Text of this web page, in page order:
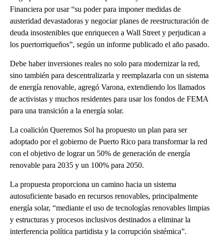
Financiera por usar “su poder para imponer medidas de
austeridad devastadoras y negociar planes de reestructuración de
deuda insostenibles que enriquecen a Wall Street y perjudican a
los puertorriqueños”, según un informe publicado el año pasado.
Debe haber inversiones reales no solo para modernizar la red,
sino también para descentralizarla y reemplazarla con un sistema
de energía renovable, agregó Varona, extendiendo los llamados
de activistas y muchos residentes para usar los fondos de FEMA
para una transición a la energía solar.
La coalición Queremos Sol ha propuesto un plan para ser
adoptado por el gobierno de Puerto Rico para transformar la red
con el objetivo de lograr un 50% de generación de energía
renovable para 2035 y un 100% para 2050.
La propuesta proporciona un camino hacia un sistema
autosuficiente basado en recursos renovables, principalmente
energía solar, “mediante el uso de tecnologías renovables limpias
y estructuras y procesos inclusivos destinados a eliminar la
interferencia política partidista y la corrupción sistémica”.